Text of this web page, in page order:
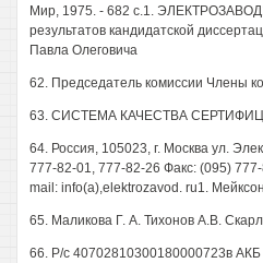
Мир, 1975. - 682 с.1.
результатов кандидатской
Павла Олеговича
62. Председатель комиссии Члены
63. СИСТЕМА КАЧЕСТВА
64. Россия, 105023, г. Москва ул.
777-82-01, 777-82-26 Факс: (095)
mail: info(a),elektrozavod. ru1.
65. Маликова Г. А. Тихонов A.B.
66. Р/с 40702810300180000723в